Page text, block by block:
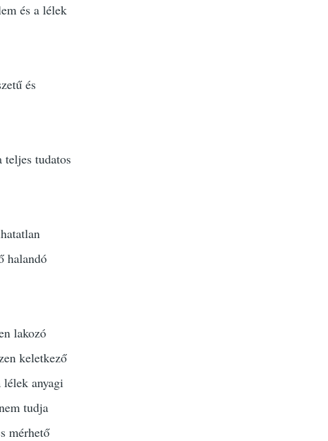
és a lélek
és
teljes tudatos
halandó
lakozó
keletkező
anyagi
tudja
mérhető